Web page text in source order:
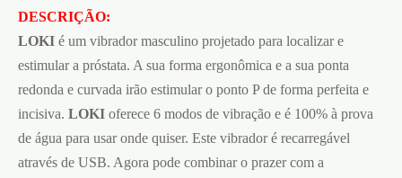
DESCRIÇÃO:
LOKI é um vibrador masculino projetado para localizar e
estimular a próstata. A sua forma ergonômica e a sua ponta
redonda e curvada irão estimular o ponto P de forma perfeita e
incisiva. LOKI oferece 6 modos de vibração e é 100% à prova
de água para usar onde quiser. Este vibrador é recarregável
através de USB. Agora pode combinar o prazer com a